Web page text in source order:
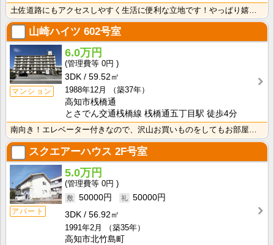
土佐道路にもアクセスしやすく生活に便利な立地です！やっぱり嬉しいバス・トイレセパレート！周辺にスーパ･･･
山崎ハイツ 602号室
マンション
6.0万円
0円
3DK
59.52㎡
1988年12月
（築37年）
高知市桟橋通
とさでん交通桟橋線 桟橋通五丁目駅 徒歩4分
南向き！エレベーター付きなので、沢山お買いものをしてもお部屋まで上がるのがラクですね！
スクエアーハウス 2F号室
アパート
5.0万円
0円
50000円
50000円
3DK
56.92㎡
1991年2月
（築35年）
高知市北竹島町